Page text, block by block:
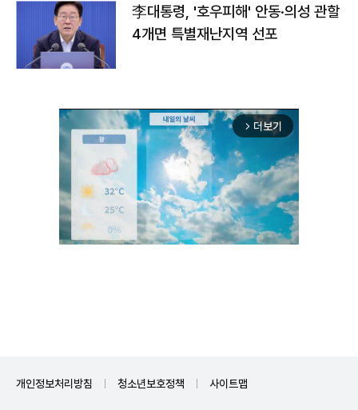
李대통령, '호우피해' 안동·의성 관할
4개면 특별재난지역 선포
arrow_forward_ios 더보기
개인정보처리방침 청소년보호정책 사이트맵